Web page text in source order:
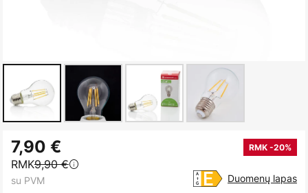
to
the
beginning
7,90 € RMK -20%
RMK9,90 €
su PVM Duomenų lapas